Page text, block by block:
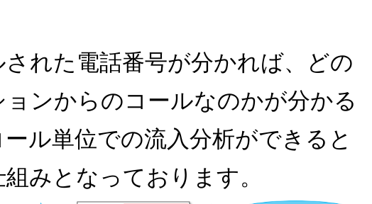
された電話番号が分かれば、どの
ョンからのコールなのかが分かる
ル単位での流入分析ができると
みとなっております。